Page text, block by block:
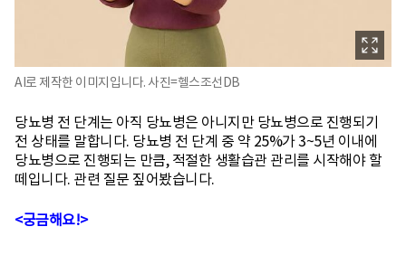
AI로 제작한 이미지입니다. 사진=헬스조선DB
당뇨병 전 단계는 아직 당뇨병은 아니지만 당뇨병으로 진행되기
전 상태를 말합니다. 당뇨병 전 단계 중 약 25%가 3~5년 이내에
당뇨병으로 진행되는 만큼, 적절한 생활습관 관리를 시작해야 할
떼입니다. 관련 질문 짚어봤습니다.
<궁금해요!>